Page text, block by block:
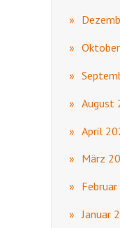
August
April
März
Januar